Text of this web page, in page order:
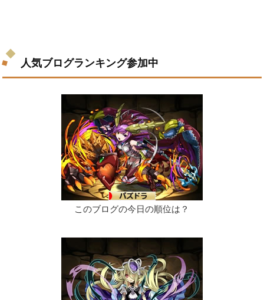
人気ブログランキング参加中
このブログの今日の順位は？